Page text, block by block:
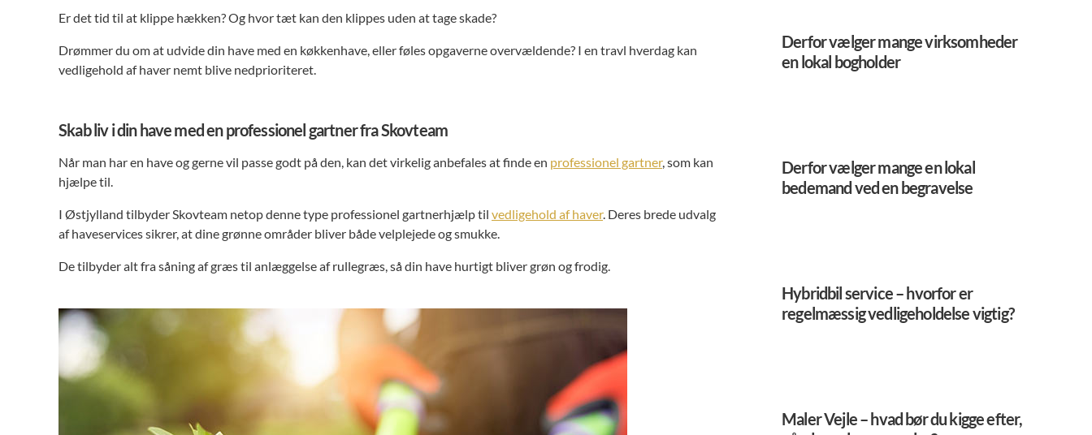
Er det tid til at klippe hækken? Og hvor tæt kan den klippes uden at tage skade?
Drømmer du om at udvide din have med en køkkenhave, eller føles opgaverne overvældende? I en travl hverdag kan
vedligehold af haver nemt blive nedprioriteret.
Skab liv i din have med en professionel gartner fra Skovteam
Når man har en have og gerne vil passe godt på den, kan det virkelig anbefales at finde en professionel gartner, som kan
hjælpe til.
I Østjylland tilbyder Skovteam netop denne type professionel gartnerhjælp til vedligehold af haver. Deres brede udvalg
af haveservices sikrer, at dine grønne områder bliver både velplejede og smukke.
De tilbyder alt fra såning af græs til anlæggelse af rullegræs, så din have hurtigt bliver grøn og frodig.
Derfor vælger mange virksomheder
en lokal bogholder
Derfor vælger mange en lokal
bedemand ved en begravelse
Hybridbil service – hvorfor er
regelmæssig vedligeholdelse vigtig?
Maler Vejle – hvad bør du kigge efter,